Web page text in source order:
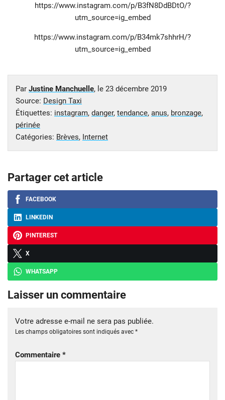
https://www.instagram.com/p/B3fN8DdBDtO/?
utm_source=ig_embed
https://www.instagram.com/p/B34mk7shhrH/?
utm_source=ig_embed
Par Justine Manchuelle, le 23 décembre 2019
Source: Design Taxi
Étiquettes: instagram, danger, tendance, anus, bronzage,
périnée
Catégories: Brèves, Internet
Partager cet article
FACEBOOK
LINKEDIN
PINTEREST
X
WHATSAPP
Laisser un commentaire
Votre adresse e-mail ne sera pas publiée.
Les champs obligatoires sont indiqués avec *
Commentaire *